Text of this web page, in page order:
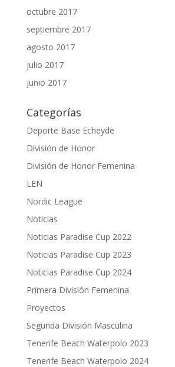
octubre 2017
septiembre 2017
agosto 2017
julio 2017
junio 2017
Categorías
Deporte Base Echeyde
División de Honor
División de Honor Femenina
LEN
Nordic League
Noticias
Noticias Paradise Cup 2022
Noticias Paradise Cup 2023
Noticias Paradise Cup 2024
Primera División Femenina
Proyectos
Segunda División Masculina
Tenerife Beach Waterpolo 2023
Tenerife Beach Waterpolo 2024